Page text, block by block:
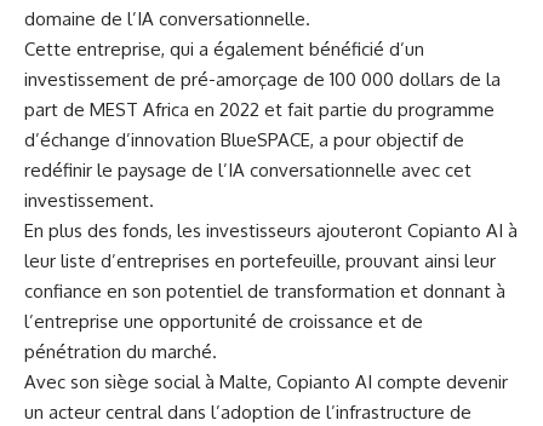
domaine de ​l’IA conversationnelle.
Cette entreprise, qui a également bénéficié d’un
investissement de pré-amorçage de 100 000 dollars de la
part de MEST ⁣Africa en​ 2022 et​ fait partie du programme
d’échange d’innovation ‍BlueSPACE, a pour objectif de
redéfinir le paysage de⁤ l’IA conversationnelle avec ⁤cet
investissement.
En plus des fonds, les investisseurs ajouteront Copianto⁢ AI à
leur liste d’entreprises ​en portefeuille,⁣ prouvant ainsi leur
confiance en ​son potentiel de transformation et donnant à
l’entreprise une opportunité de croissance et de
pénétration du ⁢marché.
Avec son siège social à Malte, Copianto AI compte devenir
un acteur central dans ⁢l’adoption de l’infrastructure de